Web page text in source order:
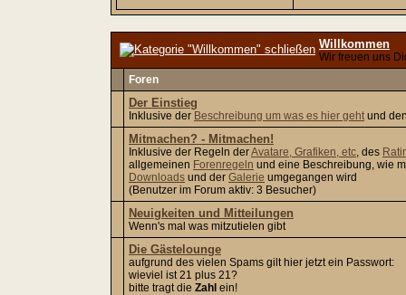
Willkommen
Wir freuen uns
Foren
Der Einstieg
Inklusive der Beschreibung um was es hier gehtund
Mitmachen? - Mitmachen!
Inklusive der Regeln derAvatare, Grafiken, etc, des
allgemeinen Forenregeln und eine Beschreibung, wie
Downloads und der Galerie umgegangen wird
(Benutzer im Forum aktiv: 3 Besucher)
Neuigkeiten und Mitteilungen
Wenn's mal was mitzutielen gibt
Die Gästelounge
aufgrund des vielen Spams gilt hier jetzt ein Passwort:
wieviel ist 21 plus 21?
bitte tragt die Zahl ein!